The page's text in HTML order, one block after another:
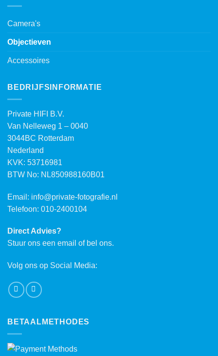
Camera's
Objectieven
Accessoires
BEDRIJFSINFORMATIE
Private HIFI B.V.
Van Nelleweg 1 – 0040
3044BC Rotterdam
Nederland
KVK: 53716981
BTW No: NL850988160B01
Email: info@private-fotografie.nl
Telefoon: 010-2400104
Direct Advies?
Stuur ons een email of bel ons.
Volg ons op Social Media:
BETAALMETHODES